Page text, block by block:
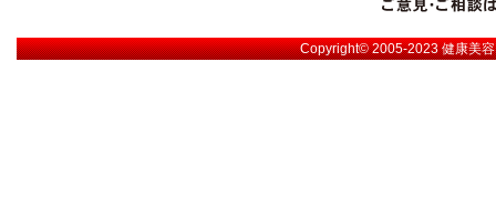
Copyright© 2005-2023健康美